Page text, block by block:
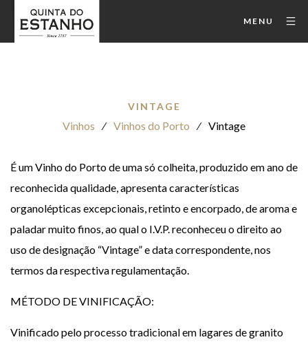
MENU
VINTAGE
Vinhos ⁄ Vinhos do Porto ⁄ Vintage
É um Vinho do Porto de uma só colheita, produzido em ano de
reconhecida qualidade, apresenta características
organolépticas excepcionais, retinto e encorpado, de aroma e
paladar muito finos, ao qual o I.V.P. reconheceu o direito ao
uso de designação “Vintage” e data correspondente, nos
termos da respectiva regulamentação.
MÉTODO DE VINIFICAÇÃO:
Vinificado pelo processo tradicional em lagares de granito